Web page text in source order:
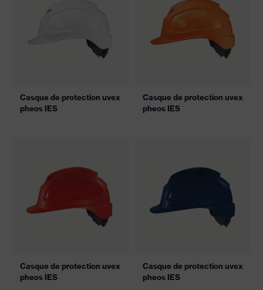
Casque de protection uvex
pheos IES
Casque de protection uvex
pheos IES
Casque de protection uvex
pheos IES
Casque de protection uvex
pheos IES